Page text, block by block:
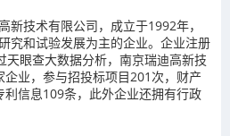
新技术有限公司，成立于1992年，
究和试验发展为主的企业。企业注册
眼查大数据分析，南京瑞迪高新技
业，参与招投标项目201次，财产
信息109条，此外企业还拥有行政